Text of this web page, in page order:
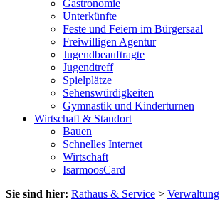
Gastronomie
Unterkünfte
Feste und Feiern im Bürgersaal
Freiwilligen Agentur
Jugendbeauftragte
Jugendtreff
Spielplätze
Sehenswürdigkeiten
Gymnastik und Kinderturnen
Wirtschaft & Standort
Bauen
Schnelles Internet
Wirtschaft
IsarmoosCard
Sie sind hier: Rathaus & Service > Verwaltung